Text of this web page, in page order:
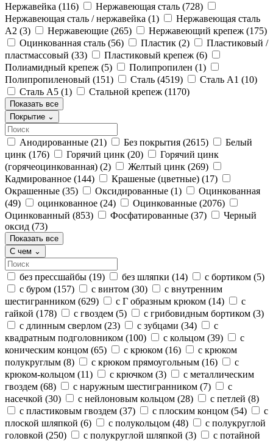
Нержавейка (116) Нержавеющая сталь (728)
Нержавеющая сталь / нержавейка (1)
Нержавеющая сталь
А2 (3) Нержавеющие (265) Нержавеющий крепеж (175)
Оцинкованная сталь (56) Пластик (2)
Пластиковый /
пластмассовый (33) Пластиковый крепеж (6)
Полиамидный крепеж (5) Полипропилен (1)
Полипропиленовый (151) Сталь (4519) Сталь А1 (10)
Сталь А5 (1) Стальной крепеж (1170)
Показать все
Покрытие ⌄
Анодированные (21) Без покрытия (2615)
Белый
цинк (176) Горячий цинк (20)
Горячий цинк
(горячеоцинкованная) (2) Желтый цинк (269)
Кадмированное (144) Крашеные (цветные) (17)
Окрашенные (35) Оксидированные (1)
Оцинкованная
(49)
оцинкованное (24) Оцинкованные (2076)
Оцинкованный (853) Фосфатированные (37)
Черный
оксид (73)
Показать все
С чем ⌄
без прессшайбы (19) без шляпки (14) с бортиком (5)
с буром (157) с винтом (30)
с внутренним
шестигранником (629) с Г образным крюком (14)
с
гайкой (178) с гвоздем (5) с грибовидным бортиком (3)
с длинным сверлом (23) с зубцами (34)
с
квадратным подголовником (100) с кольцом (39)
с
коническим концом (65) с крюком (16)
с крюком
полукруглым (8) с крюком прямоугольным (16)
с
крюком-кольцом (11) с крючком (3)
с металлическим
гвоздем (68) с наружным шестигранником (7)
с
насечкой (30) с нейлоновым кольцом (28) с петлей (8)
с пластиковым гвоздем (37) с плоским концом (54)
с
плоской шляпкой (6) с полукольцом (48)
с полукруглой
головкой (250) с полукруглой шляпкой (3)
с потайной